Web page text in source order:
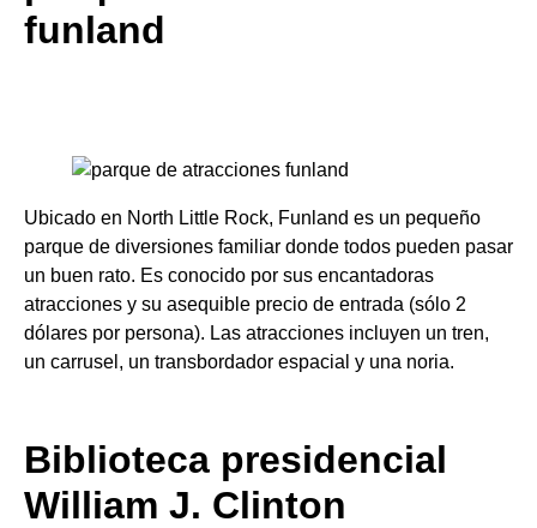
funland
Ubicado en North Little Rock, Funland es un pequeño
parque de diversiones familiar donde todos pueden pasar
un buen rato. Es conocido por sus encantadoras
atracciones y su asequible precio de entrada (sólo 2
dólares por persona). Las atracciones incluyen un tren,
un carrusel, un transbordador espacial y una noria.
Biblioteca presidencial
William J. Clinton